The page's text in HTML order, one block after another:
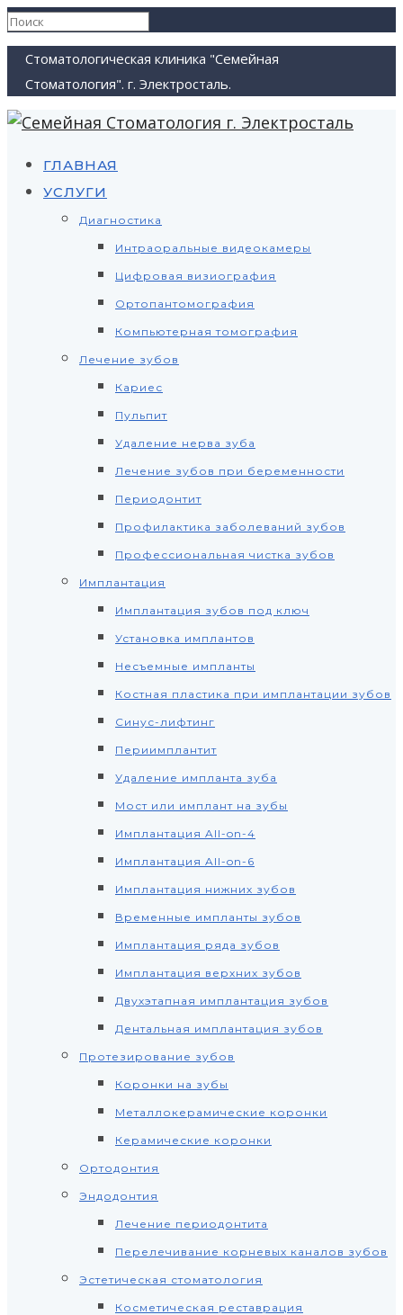
Стоматологическая клиника "Семейная
Стоматология". г. Электросталь.
ГЛАВНАЯ
УСЛУГИ
Диагностика
Интраоральные видеокамеры
Цифровая визиография
Ортопантомография
Компьютерная томография
Лечение зубов
Кариес
Пульпит
Удаление нерва зуба
Лечение зубов при беременности
Периодонтит
Профилактика заболеваний зубов
Профессиональная чистка зубов
Имплантация
Имплантация зубов под ключ
Установка имплантов
Несъемные импланты
Костная пластика при имплантации зубов
Синус-лифтинг
Периимплантит
Удаление импланта зуба
Мост или имплант на зубы
Имплантация All-on-4
Имплантация All-on-6
Имплантация нижних зубов
Временные импланты зубов
Имплантация ряда зубов
Имплантация верхних зубов
Двухэтапная имплантация зубов
Дентальная имплантация зубов
Протезирование зубов
Коронки на зубы
Металлокерамические коронки
Керамические коронки
Ортодонтия
Эндодонтия
Лечение периодонтита
Перелечивание корневых каналов зубов
Эстетическая стоматология
Косметическая реставрация